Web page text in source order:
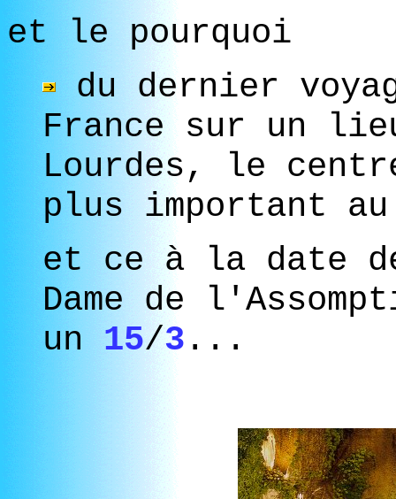
et le pourquoi
du dernier
France sur un
Lourdes, le
plus important
et ce à la date
Dame de
un 15/3 ...